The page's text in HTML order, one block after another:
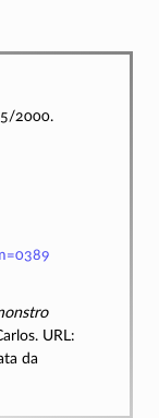
2000.
URL:
da